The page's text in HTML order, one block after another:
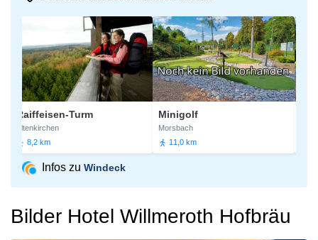
Raiffeisen-Turm
Altenkirchen
8,2 km
Minigolf
Morsbach
11,0 km
Infos zu Windeck
Bilder Hotel Willmeroth Hofbräu